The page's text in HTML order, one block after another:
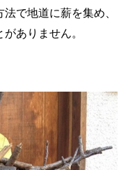
で地道に薪を集め、
ありません。